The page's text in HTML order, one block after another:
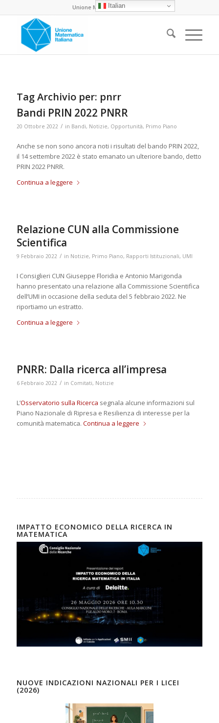
Unione Matematica Italiana
Tag Archivio per: pnrr
Bandi PRIN 2022 PNRR
20 Ottobre 2022 / in Bandi, Notizie, Opportunità, Primo Piano
Anche se non sono ancora noti i risultati del bando PRIN 2022,
il 14 settembre 2022 è stato emanato un ulteriore bando, detto
PRIN 2022 PNRR.
Continua a leggere
Relazione CUN alla Commissione
Scientifica
9 Febbraio 2022 / in Notizie, Primo Piano, Rapporti Istituzionali, UMI
I Consiglieri CUN Giuseppe Floridia e Antonio Marigonda
hanno presentato una relazione alla Commissione Scientifica
dell’UMI in occasione della seduta del 5 febbraio 2022. Ne
riportiamo un estratto.
Continua a leggere
PNRR: Dalla ricerca all’impresa
6 Febbraio 2022 / in Comitati, Notizie
L’Osservatorio sulla Ricerca segnala alcune informazioni sul
Piano Nazionale di Ripresa e Resilienza di interesse per la
comunità matematica. Continua a leggere
IMPATTO ECONOMICO DELLA RICERCA IN
MATEMATICA
NUOVE INDICAZIONI NAZIONALI PER I LICEI
(2026)
Italian